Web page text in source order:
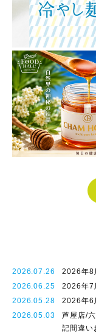
2026.07.26
2026年8
2026.06.25
2026年7
2026.05.28
2026年6
2026.05.03
芦屋店/
記間違い